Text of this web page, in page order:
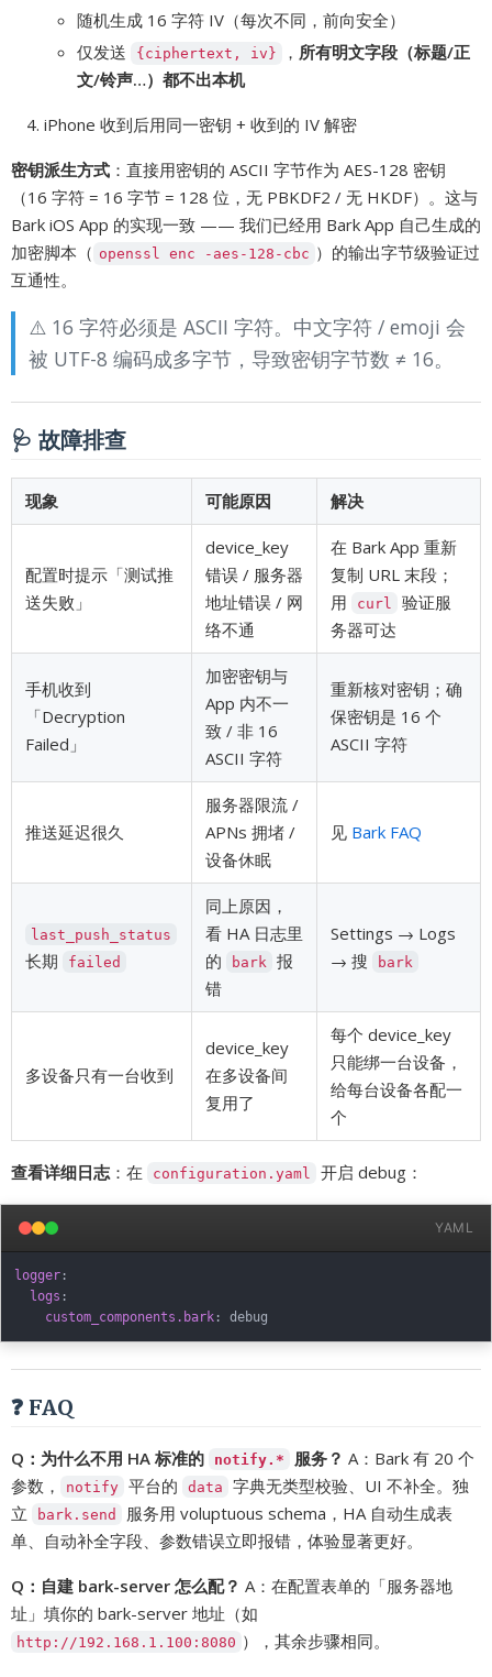
随机生成 16 字符 IV（每次不同，前向安全）
仅发送
{ciphertext, iv} ， 所有明文字段（标题/正
文/铃声…）都不出本机
iPhone 收到后用同一密钥 + 收到的 IV 解密
密钥派生方式 ：直接用密钥的 ASCII 字节作为 AES-128 密钥
（16 字符 = 16 字节 = 128 位，无 PBKDF2 / 无 HKDF）。这与
Bark iOS App 的实现一致 —— 我们已经用 Bark App 自己生成的
加密脚本（ openssl enc -aes-128-cbc ）的输出字节级验证过
互通性。
⚠️ 16 字符必须是 ASCII 字符。中文字符 / emoji 会
被 UTF-8 编码成多字节，导致密钥字节数 ≠ 16。
🩺 故障排查
现象 可能原因 解决
配置时提示「测试推
送失败」
device_key
错误 / 服务器
地址错误 / 网
络不通
在 Bark App 重新
复制 URL 末段；
用
curl
验证服
务器可达
手机收到
「Decryption
Failed」
加密密钥与
App 内不一
致 / 非 16
ASCII 字符
重新核对密钥；确
保密钥是 16 个
ASCII 字符
推送延迟很久
服务器限流 /
APNs 拥堵 /
设备休眠
见 Bark FAQ
last_push_status
长期 failed
同上原因，
看 HA 日志里
的
bark
报
错
Settings → Logs
→ 搜
bark
多设备只有一台收到
device_key
在多设备间
复用了
每个 device_key
只能绑一台设备，
给每台设备各配一
个
查看详细日志 ：在 configuration.yaml 开启 debug：
YAML
logger :
logs :
custom_components.bark :
❓ FAQ
Q：为什么不用 HA 标准的 notify.* 服务？ A：Bark 有 20 个
参数，
notify 平台的 data
字典无类型校验、UI 不补全。独
立
bark.send
服务用 voluptuous schema，HA 自动生成表
单、自动补全字段、参数错误立即报错，体验显著更好。
Q：自建 bark-server 怎么配？ A：在配置表单的「服务器地
址」填你的 bark-server 地址（如
http://192.168.1.100:8080 ），其余步骤相同。